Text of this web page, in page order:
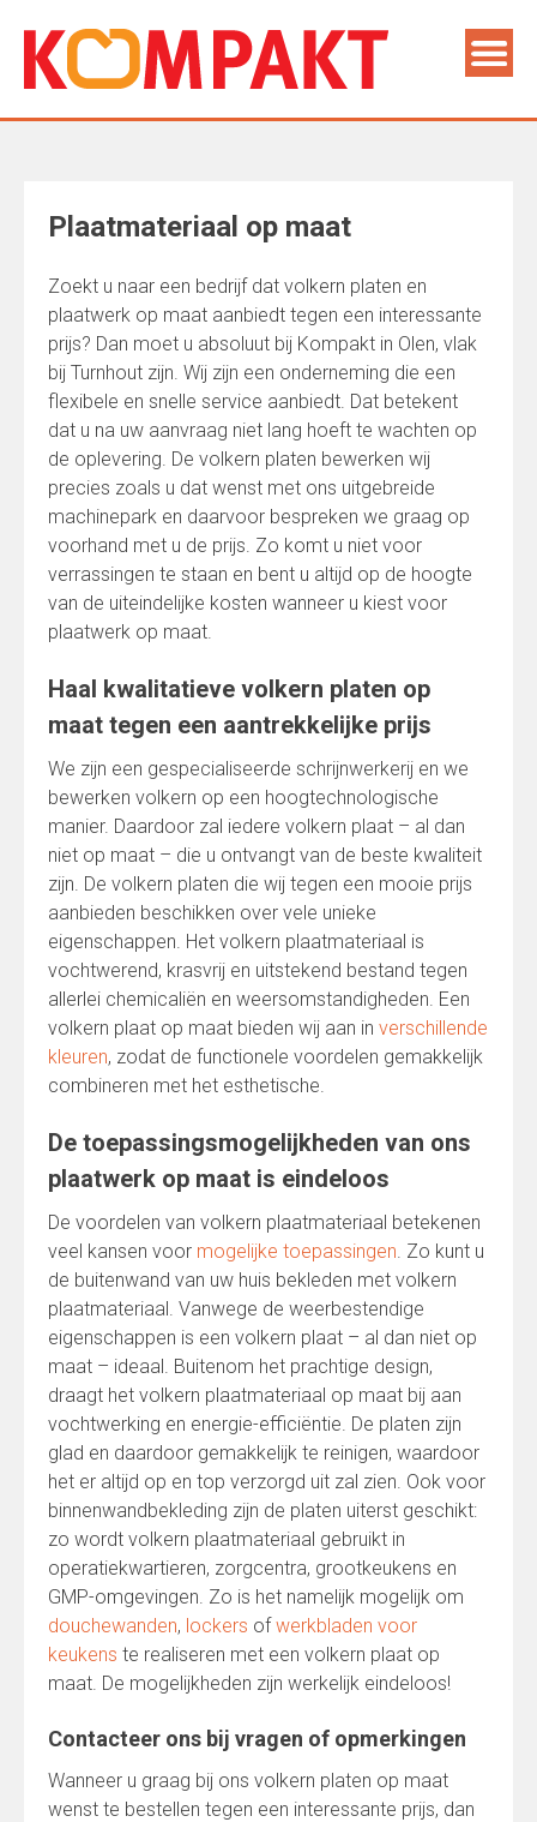
Plaatmateriaal op maat
Zoekt u naar een bedrijf dat volkern platen en
plaatwerk op maat aanbiedt tegen een interessante
prijs? Dan moet u absoluut bij Kompakt in Olen, vlak
bij Turnhout zijn. Wij zijn een onderneming die een
flexibele en snelle service aanbiedt. Dat betekent
dat u na uw aanvraag niet lang hoeft te wachten op
de oplevering. De volkern platen bewerken wij
precies zoals u dat wenst met ons uitgebreide
machinepark en daarvoor bespreken we graag op
voorhand met u de prijs. Zo komt u niet voor
verrassingen te staan en bent u altijd op de hoogte
van de uiteindelijke kosten wanneer u kiest voor
plaatwerk op maat.
Haal kwalitatieve volkern platen op
maat tegen een aantrekkelijke prijs
We zijn een gespecialiseerde schrijnwerkerij en we
bewerken volkern op een hoogtechnologische
manier. Daardoor zal iedere volkern plaat – al dan
niet op maat – die u ontvangt van de beste kwaliteit
zijn. De volkern platen die wij tegen een mooie prijs
aanbieden beschikken over vele unieke
eigenschappen. Het volkern plaatmateriaal is
vochtwerend, krasvrij en uitstekend bestand tegen
allerlei chemicaliën en weersomstandigheden. Een
volkern plaat op maat bieden wij aan in verschillende
kleuren, zodat de functionele voordelen gemakkelijk
combineren met het esthetische.
De toepassingsmogelijkheden van ons
plaatwerk op maat is eindeloos
De voordelen van volkern plaatmateriaal betekenen
veel kansen voor mogelijke toepassingen. Zo kunt u
de buitenwand van uw huis bekleden met volkern
plaatmateriaal. Vanwege de weerbestendige
eigenschappen is een volkern plaat – al dan niet op
maat – ideaal. Buitenom het prachtige design,
draagt het volkern plaatmateriaal op maat bij aan
vochtwerking en energie-efficiëntie. De platen zijn
glad en daardoor gemakkelijk te reinigen, waardoor
het er altijd op en top verzorgd uit zal zien. Ook voor
binnenwandbekleding zijn de platen uiterst geschikt:
zo wordt volkern plaatmateriaal gebruikt in
operatiekwartieren, zorgcentra, grootkeukens en
GMP-omgevingen. Zo is het namelijk mogelijk om
douchewanden, lockers ofwerkbladen voor
keukens te realiseren met een volkern plaat op
maat. De mogelijkheden zijn werkelijk eindeloos!
Contacteer ons bij vragen of opmerkingen
Wanneer u graag bij ons volkern platen op maat
wenst te bestellen tegen een interessante prijs, dan